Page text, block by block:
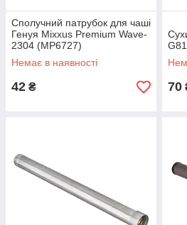
Сполучний патрубок для чаші
Генуя Mixxus Premium Wave-
2304 (MP6727)
Немає в наявності
42 ₴ 70